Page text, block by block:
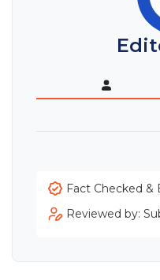
Fact Checked &
Reviewed by: